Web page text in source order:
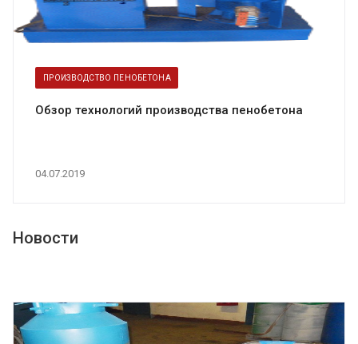
04.07.2019
ПРОИЗВОДСТВО ПЕНОБЕТОНА
Обзор технологий производства пенобетона
Новости